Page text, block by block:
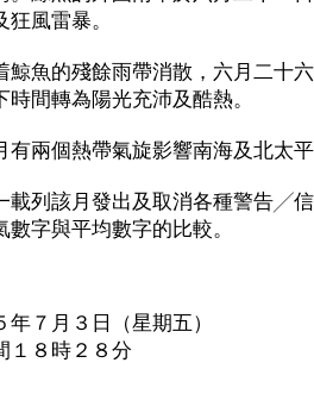
狂風雷暴。
的殘餘雨帶消散，六月二十六
時間轉為陽光充沛及酷熱。
兩個熱帶氣旋影響南海及北太平
列該月發出及取消各種警告╱信
數字與平均數字的比較。
年７月３日（星期五）
１８時２８分